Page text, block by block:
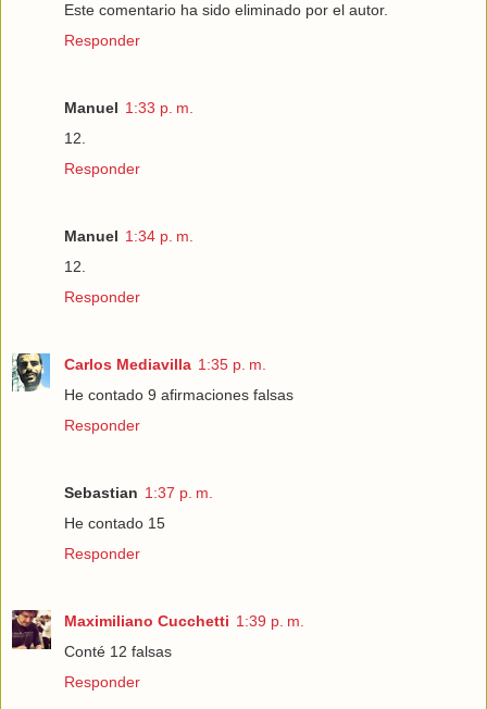
Este comentario ha sido eliminado por el autor.
Responder
Manuel 1:33 p. m.
12.
Responder
Manuel 1:34 p. m.
12.
Responder
Carlos Mediavilla 1:35 p. m.
He contado 9 afirmaciones falsas
Responder
Sebastian 1:37 p. m.
He contado 15
Responder
Maximiliano Cucchetti 1:39 p. m.
Conté 12 falsas
Responder